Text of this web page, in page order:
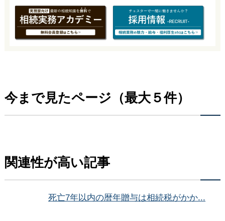
今まで見たページ（最大５件）
関連性が高い記事
死亡7年以内の暦年贈与は相続税がかか...